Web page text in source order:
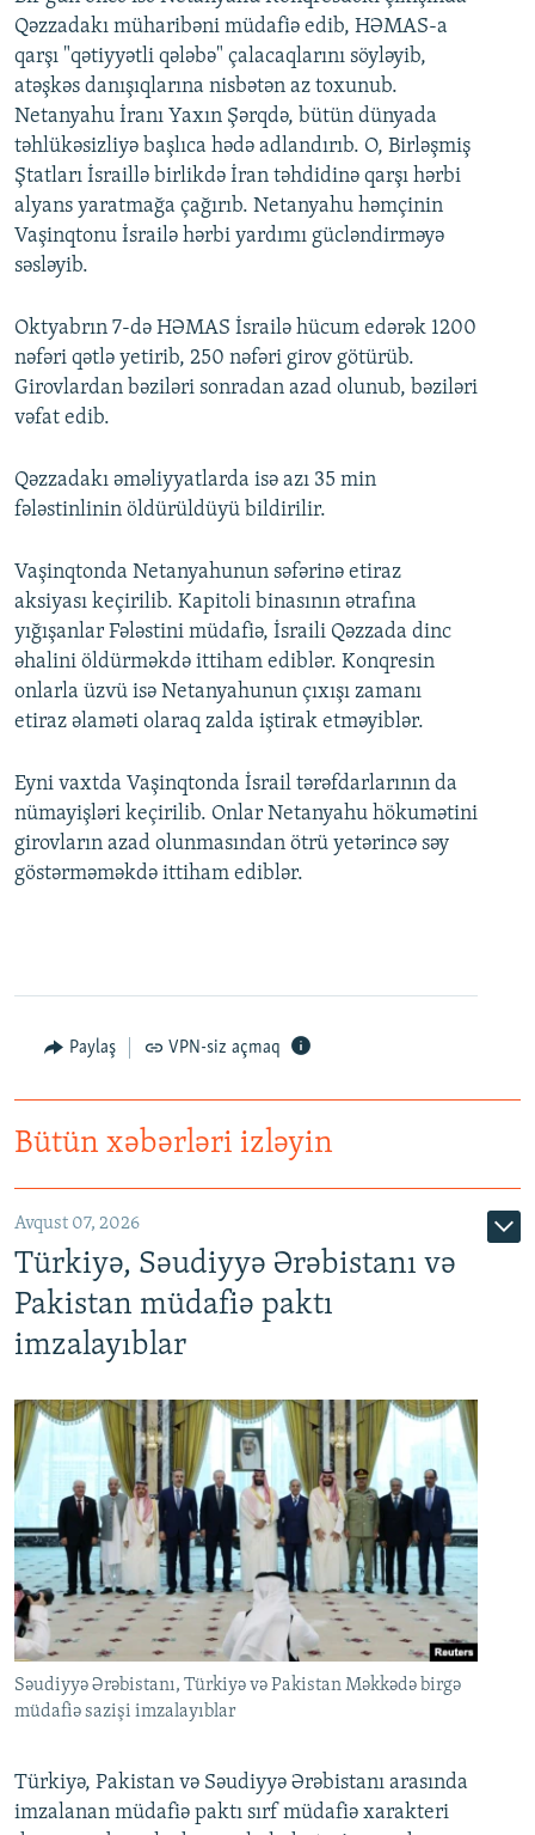
Qəzzadakı müharibəni müdafiə edib, HƏMAS-a
qarşı "qətiyyətli qələbə" çalacaqlarını söyləyib,
atəşkəs danışıqlarına nisbətən az toxunub.
Netanyahu İranı Yaxın Şərqdə, bütün dünyada
təhlükəsizliyə başlıca hədə adlandırıb. O, Birləşmiş
Ştatları İsraillə birlikdə İran təhdidinə qarşı hərbi
alyans yaratmağa çağırıb. Netanyahu həmçinin
Vaşinqtonu İsrailə hərbi yardımı gücləndirməyə
səsləyib.
Oktyabrın 7-də HƏMAS İsrailə hücum edərək 1200
nəfəri qətlə yetirib, 250 nəfəri girov götürüb.
Girovlardan bəziləri sonradan azad olunub, bəziləri
vəfat edib.
Qəzzadakı əməliyyatlarda isə azı 35 min
fələstinlinin öldürüldüyü bildirilir.
Vaşinqtonda Netanyahunun səfərinə etiraz
aksiyası keçirilib. Kapitoli binasının ətrafına
yığışanlar Fələstini müdafiə, İsraili Qəzzada dinc
əhalini öldürməkdə ittiham ediblər. Konqresin
onlarla üzvü isə Netanyahunun çıxışı zamanı
etiraz əlaməti olaraq zalda iştirak etməyiblər.
Eyni vaxtda Vaşinqtonda İsrail tərəfdarlarının da
nümayişləri keçirilib. Onlar Netanyahu hökumətini
girovların azad olunmasından ötrü yetərincə səy
göstərməməkdə ittiham ediblər.
Paylaş VPN-siz açmaq
Bütün xəbərləri izləyin
Avqust 07, 2026
Türkiyə, Səudiyyə Ərəbistanı və
Pakistan müdafiə paktı
imzalayıblar
Səudiyyə Ərəbistanı, Türkiyə və Pakistan Məkkədə birgə
müdafiə sazişi imzalayıblar
Türkiyə, Pakistan və Səudiyyə Ərəbistanı arasında
imzalanan müdafiə paktı sırf müdafiə xarakteri